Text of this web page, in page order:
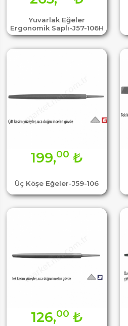
Yuvarlak Eğeler
Ergonomik Saplı-J57-106H
Üç Köşe Eğeler-J59-106
199,00 ₺
126,00 ₺